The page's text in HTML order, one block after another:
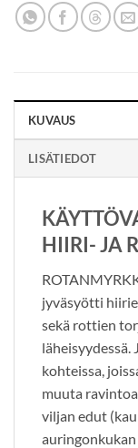
KUVAUS
LISÄTIEDOT
HIIRI- JA
jyväsyötti
sekä rottien
kohteissa,
muuta
viljan edut
auringonkukan